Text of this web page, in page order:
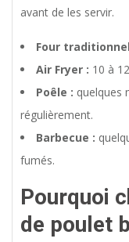
avant de les servir.
Four
Air Fryer : 10 à
Poêle : quelques
régulièrement.
Barbecue :
fumés.
Pourquoi
de poulet